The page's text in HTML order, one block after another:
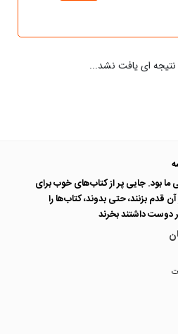
نتیجه ای یافت نشد...
بود. جایی پر از کتاب‌های خوب برای
قدم بزنند، حتی بدوند، کتاب‌ها را
دوست داشتند بخرند